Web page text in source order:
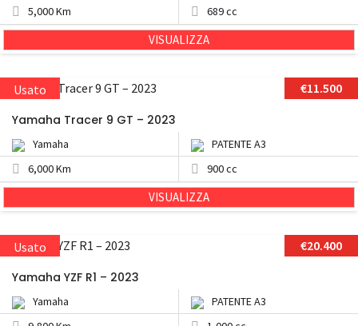
5,000 Km
689 cc
VISUALIZZA
€11.500
Usato
Yamaha Tracer 9 GT – 2023
Yamaha
PATENTE A3
6,000 Km
900 cc
VISUALIZZA
€20.400
Usato
Yamaha YZF R1 – 2023
Yamaha
PATENTE A3